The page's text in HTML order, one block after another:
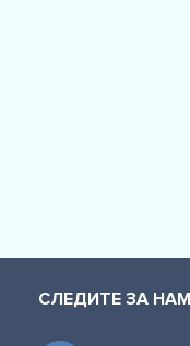
СЛЕДИТЕ ЗА